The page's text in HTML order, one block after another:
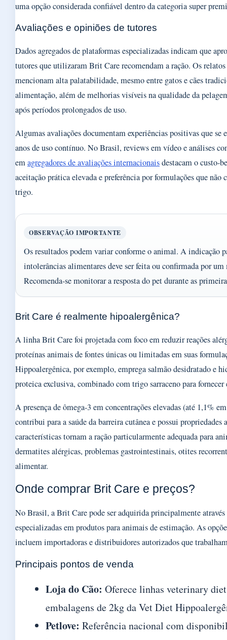
uma opção considerada confiável dentro da categoria super
Avaliações e opiniões de tutores
Dados agregados de plataformas especializadas indicam que
tutores que utilizaram Brit Care recomendam a ração. Os
mencionam alta palatabilidade, mesmo entre gatos e cães
alimentação, além de melhorias visíveis na qualidade da
após períodos prolongados de uso.
Algumas avaliações documentam experiências positivas que se
anos de uso contínuo. No Brasil, reviews em vídeo e análises
emagregadores de avaliações internacionaisdestacam o custo-
aceitação prática elevada e preferência por formulações que
trigo.
OBSERVAÇÃO IMPORTANTE
Os resultados podem variar conforme o animal. A indicação
intolerâncias alimentares deve ser feita ou confirmada por
Recomenda-se monitorar a resposta do pet durante as
Brit Care é realmente hipoalergênica?
A linha Brit Care foi projetada com foco em reduzir reações
proteínas animais de fontes únicas ou limitadas em suas
Hippoalergênica, por exemplo, emprega salmão desidratado e
proteica exclusiva, combinado com trigo sarraceno para
A presença de ômega-3 em concentrações elevadas (até 1,1%
contribui para a saúde da barreira cutânea e possui
características tornam a ração particularmente adequada para
dermatites alérgicas, problemas gastrointestinais, otites
alimentar.
Onde comprar Brit Care e preços?
No Brasil, a Brit Care pode ser adquirida principalmente
especializadas em produtos para animais de estimação. As
incluem importadoras e distribuidores autorizados que
Principais pontos de venda
Loja do Cão: Oferece linhas veterinary
embalagens de 2kg da Vet Diet
Petlove: Referência nacional com